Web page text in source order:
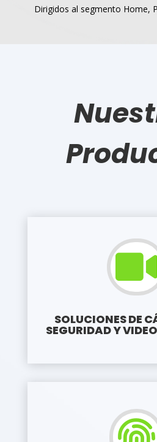
Dirigidos al segmento Home,

SOLUCIONES DE
SEGURIDAD Y